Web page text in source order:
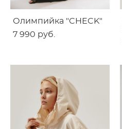
Олимпийка "CHECK"
7 990 pуб.